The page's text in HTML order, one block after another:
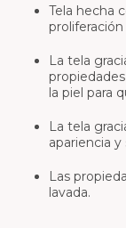
Tela hecha
La tela
la piel para
La tela
apariencia y
Las
lavada.